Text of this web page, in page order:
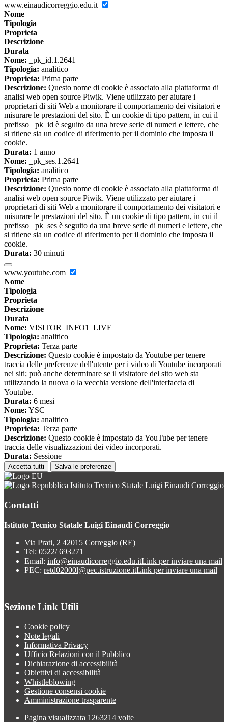
www.einaudicorreggio.edu.it
Nome
Tipologia
Proprieta
Descrizione
Durata
Nome: _pk_id.1.2641
Tipologia: analitico
Proprieta: Prima parte
Descrizione: Questo nome di cookie è associato alla piattaforma di
analisi web open source Piwik. Viene utilizzato per aiutare i
proprietari di siti Web a monitorare il comportamento dei visitatori e
misurare le prestazioni del sito. È un cookie di tipo pattern, in cui il
prefisso _pk_id è seguito da una breve serie di numeri e lettere, che
si ritiene sia un codice di riferimento per il dominio che imposta il
cookie.
Durata: 1 anno
Nome: _pk_ses.1.2641
Tipologia: analitico
Proprieta: Prima parte
Descrizione: Questo nome di cookie è associato alla piattaforma di
analisi web open source Piwik. Viene utilizzato per aiutare i
proprietari di siti Web a monitorare il comportamento dei visitatori e
misurare le prestazioni del sito. È un cookie di tipo pattern, in cui il
prefisso _pk_ses è seguito da una breve serie di numeri e lettere, che
si ritiene sia un codice di riferimento per il dominio che imposta il
cookie.
Durata: 30 minuti
www.youtube.com
Nome
Tipologia
Proprieta
Descrizione
Durata
Nome: VISITOR_INFO1_LIVE
Tipologia: analitico
Proprieta: Terza parte
Descrizione: Questo cookie è impostato da Youtube per tenere
traccia delle preferenze dell'utente per i video di Youtube incorporati
nei siti; può anche determinare se il visitatore del sito web sta
utilizzando la nuova o la vecchia versione dell'interfaccia di
Youtube.
Durata: 6 mesi
Nome: YSC
Tipologia: analitico
Proprieta: Terza parte
Descrizione: Questo cookie è impostato da YouTube per tenere
traccia delle visualizzazioni dei video incorporati.
Durata: Sessione
Accetta tutti Salva le preferenze
Istituto Tecnico Statale Luigi Einaudi Correggio
Contatti
Istituto Tecnico Statale Luigi Einaudi Correggio
Via Prati, 2 42015 Correggio (RE)
Tel: 0522/ 693271
Email: info@einaudicorreggio.edu.itLink per inviare una mail
PEC: retd02000l@pec.istruzione.itLink per inviare una mail
Sezione Link Utili
Cookie policy
Note legali
Informativa Privacy
Ufficio Relazioni con il Pubblico
Dichiarazione di accessibilità
Obiettivi di accessibilità
Whistleblowing
Gestione consensi cookie
Amministrazione trasparente
Pagina visualizzata 1263214 volte